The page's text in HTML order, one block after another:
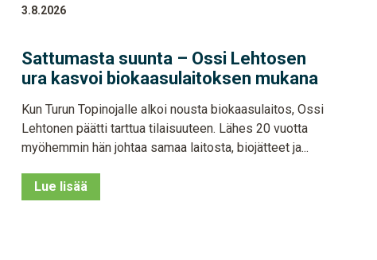
3.8.2026
Sattumasta suunta – Ossi Lehtosen
ura kasvoi biokaasulaitoksen mukana
Kun Turun Topinojalle alkoi nousta biokaasulaitos, Ossi
Lehtonen päätti tarttua tilaisuuteen. Lähes 20 vuotta
myöhemmin hän johtaa samaa laitosta, biojätteet ja...
Lue lisää